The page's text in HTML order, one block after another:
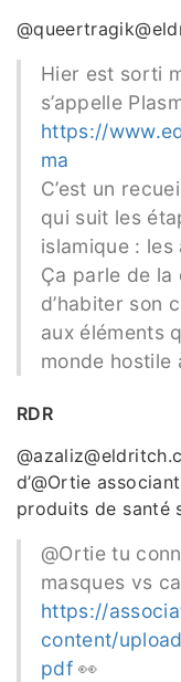
Hier est sorti
s’appelle
https://
ma
C’est un
qui suit les
islamique : les
Ça parle de la
d’habiter son
aux éléments
monde hostile
RDR
d’@Ortie
produits de santé
@Ortie tu
masques vs
https://
content/
pdf👀